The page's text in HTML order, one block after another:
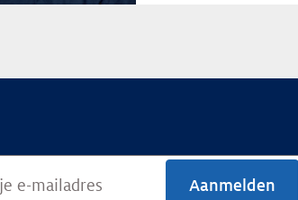
Aanmelden